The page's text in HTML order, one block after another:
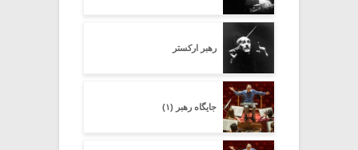
رهبر ارکستر
جایگاه رهبر (۱)